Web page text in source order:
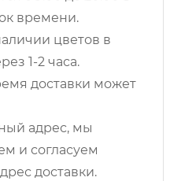
времени.
цветов в
1-2 часа.
доставки может
адрес, мы
и согласуем
доставки.